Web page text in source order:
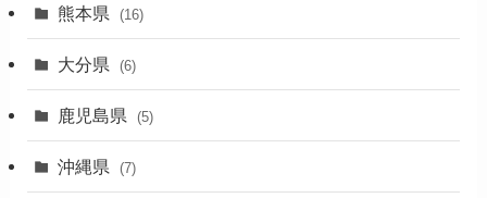
熊本県 (16)
大分県 (6)
鹿児島県 (5)
沖縄県 (7)